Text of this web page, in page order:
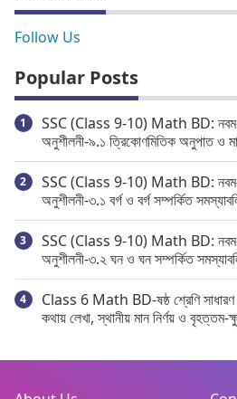
Follow Us
Popular Posts
SSC (Class 9-10) Math BD: নবম-
অনুশীলনী-৯.১ ত্রিকোণমিতিক অনুপাত ও
SSC (Class 9-10) Math BD: নবম-
অনুশীলনী-৩.১ বর্গ ও বর্গ সম্পর্কিত
SSC (Class 9-10) Math BD: নবম-
অনুশীলনী-৩.২ ঘন ও ঘন সম্পর্কিত
Class 6 Math BD-ষষ্ঠ শ্রেণি
কথায় লেখা, স্থানীয় মান নির্ণয় ও বৃহত্তম-